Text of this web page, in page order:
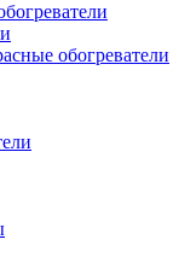
обогреватели